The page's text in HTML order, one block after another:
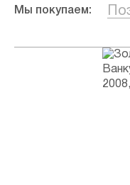
Мы покупаем: